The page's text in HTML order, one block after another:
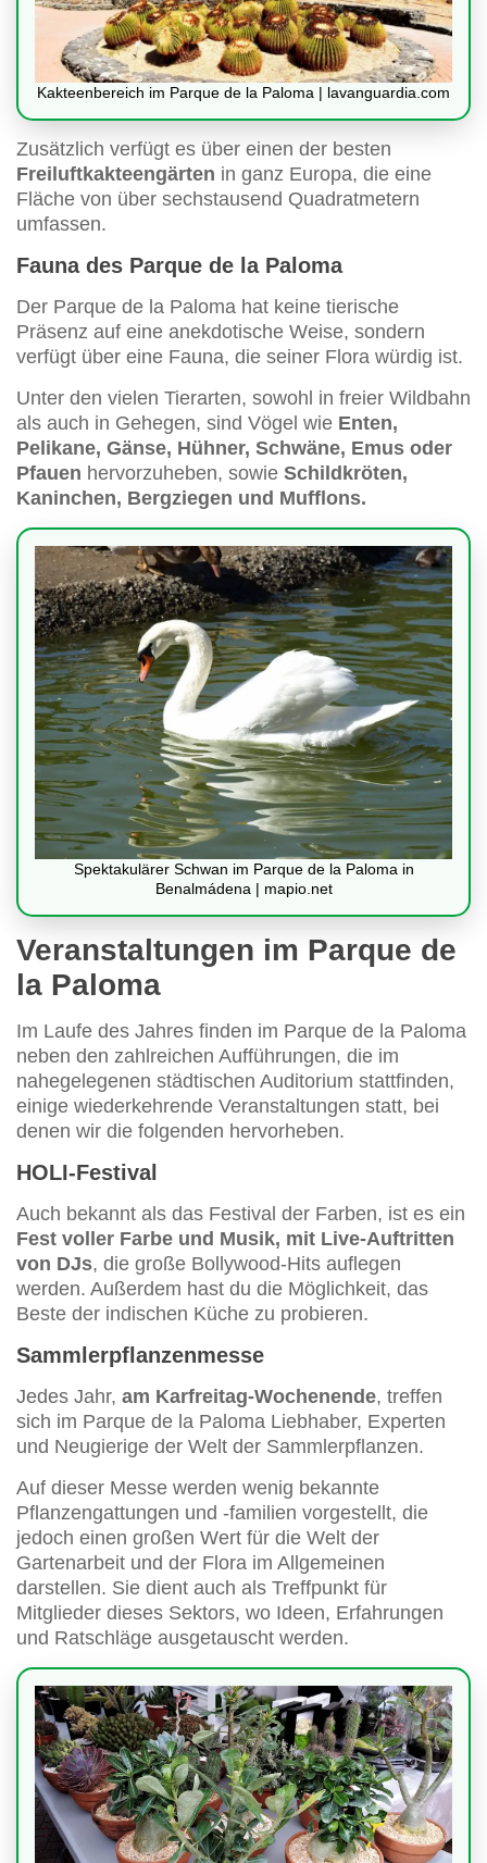
Kakteenbereich im Parque de la Paloma | lavanguardia.com
Zusätzlich verfügt es über einen der besten
Freiluftkakteengärten in ganz Europa, die eine
Fläche von über sechstausend Quadratmetern
umfassen.
Fauna des Parque de la Paloma
Der Parque de la Paloma hat keine tierische
Präsenz auf eine anekdotische Weise, sondern
verfügt über eine Fauna, die seiner Flora würdig ist.
Unter den vielen Tierarten, sowohl in freier Wildbahn
als auch in Gehegen, sind Vögel wie Enten,
Pelikane, Gänse, Hühner, Schwäne, Emus oder
Pfauen hervorzuheben, sowie Schildkröten,
Kaninchen, Bergziegen und Mufflons.
Spektakulärer Schwan im Parque de la Paloma in
Benalmádena | mapio.net
Veranstaltungen im Parque de
la Paloma
Im Laufe des Jahres finden im Parque de la Paloma
neben den zahlreichen Aufführungen, die im
nahegelegenen städtischen Auditorium stattfinden,
einige wiederkehrende Veranstaltungen statt, bei
denen wir die folgenden hervorheben.
HOLI-Festival
Auch bekannt als das Festival der Farben, ist es ein
Fest voller Farbe und Musik, mit Live-Auftritten
von DJs, die große Bollywood-Hits auflegen
werden. Außerdem hast du die Möglichkeit, das
Beste der indischen Küche zu probieren.
Sammlerpflanzenmesse
Jedes Jahr, am Karfreitag-Wochenende, treffen
sich im Parque de la Paloma Liebhaber, Experten
und Neugierige der Welt der Sammlerpflanzen.
Auf dieser Messe werden wenig bekannte
Pflanzengattungen und -familien vorgestellt, die
jedoch einen großen Wert für die Welt der
Gartenarbeit und der Flora im Allgemeinen
darstellen. Sie dient auch als Treffpunkt für
Mitglieder dieses Sektors, wo Ideen, Erfahrungen
und Ratschläge ausgetauscht werden.